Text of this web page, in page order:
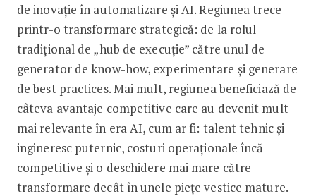
de inovație în automatizare și AI. Regiunea trece
printr-o transformare strategică: de la rolul
tradițional de „hub de execuție” către unul de
generator de know-how, experimentare și generare
de best practices. Mai mult, regiunea beneficiază de
câteva avantaje competitive care au devenit mult
mai relevante în era AI, cum ar fi: talent tehnic și
ingineresc puternic, costuri operaționale încă
competitive și o deschidere mai mare către
transformare decât în unele piețe vestice mature.